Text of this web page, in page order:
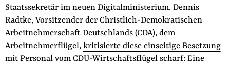
Staatssekretär im neuen Digitalministerium. Dennis
Radtke, Vorsitzender der Christlich-Demokratischen
Arbeitnehmerschaft Deutschlands (CDA), dem
Arbeitnehmerflügel, kritisierte diese einseitige Besetzung
mit Personal vom CDU-Wirtschaftsflügel scharf: Eine